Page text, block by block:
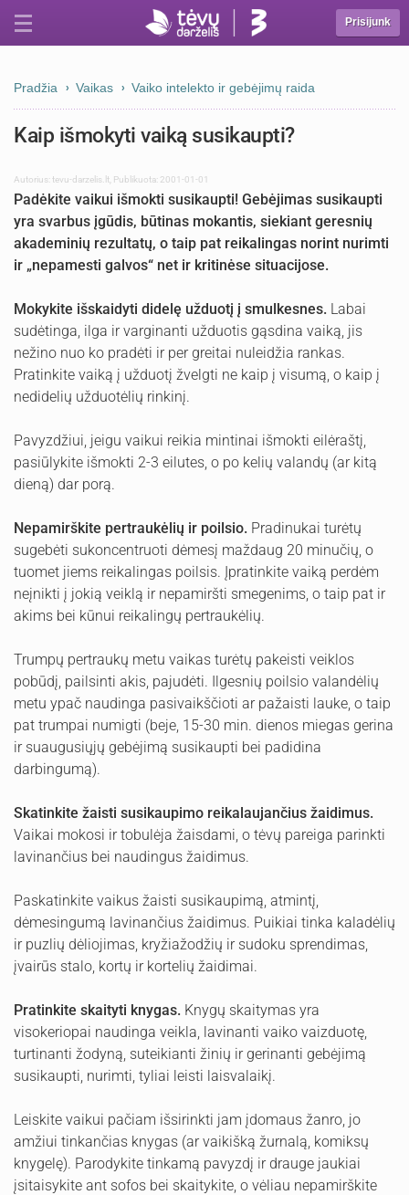
Prisijunk
Pradžia Vaikas Vaiko intelekto ir gebėjimų raida
Kaip išmokyti vaiką susikaupti?
Autorius:tevu-darzelis.lt Publikuota: 2001-01-01
Padėkite vaikui išmokti susikaupti! Gebėjimas susikaupti
yra svarbus įgūdis, būtinas mokantis, siekiant geresnių
akademinių rezultatų, o taip pat reikalingas norint nurimti
ir „nepamesti galvos“ net ir kritinėse situacijose.
Mokykite išskaidyti didelę užduotį į smulkesnes. Labai
sudėtinga, ilga ir varginanti užduotis gąsdina vaiką, jis
nežino nuo ko pradėti ir per greitai nuleidžia rankas.
Pratinkite vaiką į užduotį žvelgti ne kaip į visumą, o kaip į
nedidelių užduotėlių rinkinį.
Pavyzdžiui, jeigu vaikui reikia mintinai išmokti eilėraštį,
pasiūlykite išmokti 2-3 eilutes, o po kelių valandų (ar kitą
dieną) dar porą.
Nepamirškite pertraukėlių ir poilsio. Pradinukai turėtų
sugebėti sukoncentruoti dėmesį maždaug 20 minučių, o
tuomet jiems reikalingas poilsis. Įpratinkite vaiką perdėm
neįnikti į jokią veiklą ir nepamiršti smegenims, o taip pat ir
akims bei kūnui reikalingų pertraukėlių.
Trumpų pertraukų metu vaikas turėtų pakeisti veiklos
pobūdį, pailsinti akis, pajudėti. Ilgesnių poilsio valandėlių
metu ypač naudinga pasivaikščioti ar pažaisti lauke, o taip
pat trumpai numigti (beje, 15-30 min. dienos miegas gerina
ir suaugusiųjų gebėjimą susikaupti bei padidina
darbingumą).
Skatinkite žaisti susikaupimo reikalaujančius žaidimus.
Vaikai mokosi ir tobulėja žaisdami, o tėvų pareiga parinkti
lavinančius bei naudingus žaidimus.
Paskatinkite vaikus žaisti susikaupimą, atmintį,
dėmesingumą lavinančius žaidimus. Puikiai tinka kaladėlių
ir puzlių dėliojimas, kryžiažodžių ir sudoku sprendimas,
įvairūs stalo, kortų ir kortelių žaidimai.
Pratinkite skaityti knygas. Knygų skaitymas yra
visokeriopai naudinga veikla, lavinanti vaiko vaizduotę,
turtinanti žodyną, suteikianti žinių ir gerinanti gebėjimą
susikaupti, nurimti, tyliai leisti laisvalaikį.
Leiskite vaikui pačiam išsirinkti jam įdomaus žanro, jo
amžiui tinkančias knygas (ar vaikišką žurnalą, komiksų
knygelę). Parodykite tinkamą pavyzdį ir drauge jaukiai
įsitaisykite ant sofos bei skaitykite, o vėliau nepamirškite